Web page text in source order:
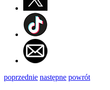
poprzednie następne powrót